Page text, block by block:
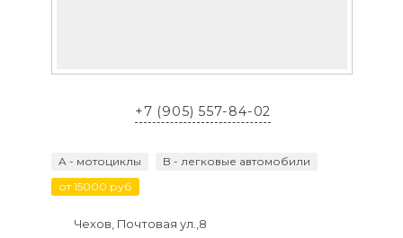
+7 (905) 557-84-02
A - мотоциклы
B - легковые автомобили
от 15000 руб
Чехов, Почтовая ул.,8